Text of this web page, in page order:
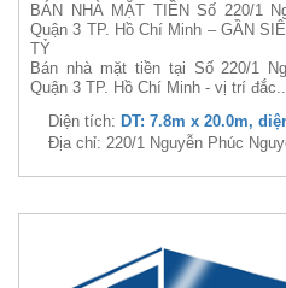
BÁN NHÀ MẶT TIỀN Số 220/1
Quận 3 TP. Hồ Chí Minh – GẦN
TỶ
Bán nhà mặt tiền tại Số 220/1
Quận 3 TP. Hồ Chí Minh - vị trí
Diện tích: DT: 7.8m x 20.0m,
Địa chỉ: 220/1 Nguyễn Phúc